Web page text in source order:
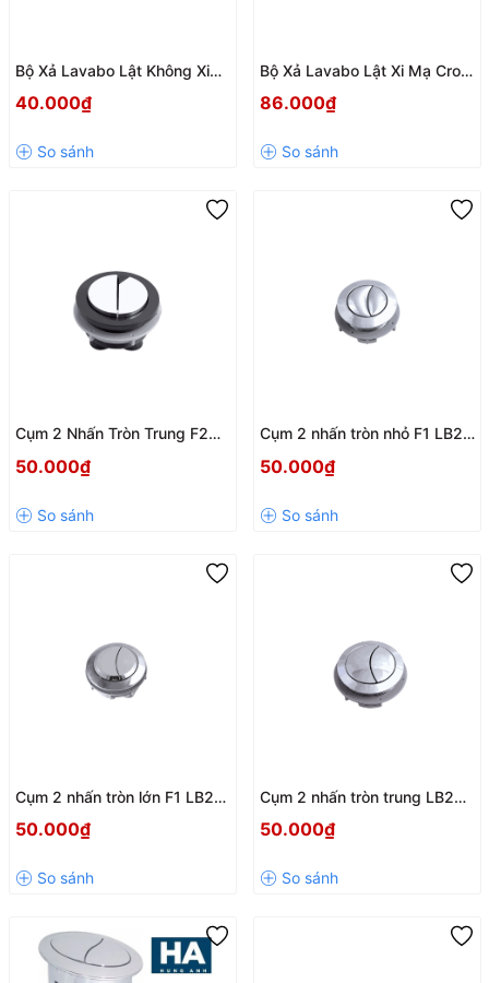
Bộ Xả Lavabo Lật Không Xi
Lavabo Linh Hoạt, Bền Bỉ
40.000₫
Bộ Xả Lavabo Lật Xi Mạ Crom
Chống Rò Rỉ, Dễ Lắp Đặt
86.000₫
Cụm 2 Nhấn Tròn Trung F2
2 Chế Độ Tiết Kiệm Nước
50.000₫
Cụm 2 nhấn tròn nhỏ F1 LB25
50.000₫
Cụm 2 nhấn tròn lớn F1 LB24
50.000₫
Cụm 2 nhấn tròn trung LB20
50.000₫